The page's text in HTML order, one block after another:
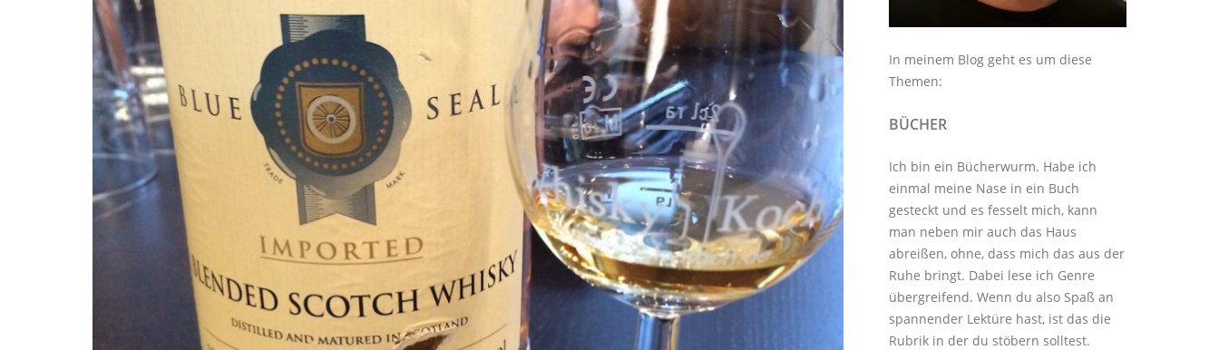
In meinem Blog geht es um diese
Themen:
BÜCHER
Ich bin ein Bücherwurm. Habe ich
einmal meine Nase in ein Buch
gesteckt und es fesselt mich, kann
man neben mir auch das Haus
abreißen, ohne, dass mich das aus der
Ruhe bringt. Dabei lese ich Genre
übergreifend. Wenn du also Spaß an
spannender Lektüre hast, ist das die
Rubrik in der du stöbern solltest.